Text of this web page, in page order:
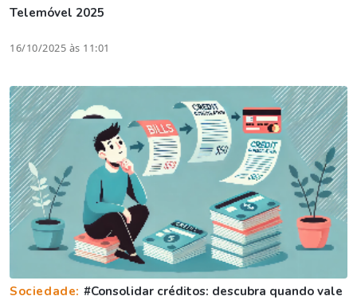
Telemóvel 2025
16/10/2025 às 11:01
Sociedade: #Consolidar créditos: descubra quando vale